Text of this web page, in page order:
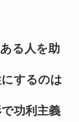
る人を助
するのは
功利主義